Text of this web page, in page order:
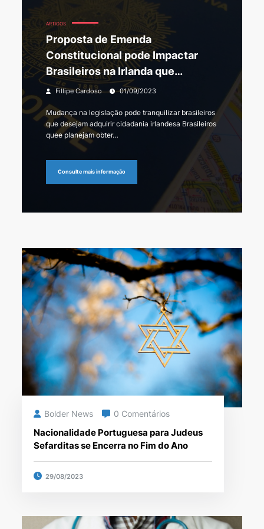
ARTIGOS
Proposta de Emenda
Constitucional pode Impactar
Brasileiros na Irlanda que
Buscam Cidadania
Fillipe Cardoso 01/09/2023
Mudança na legislação pode tranquilizar brasileiros
que desejam adquirir cidadania irlandesa Brasileiros
quee planejam obter…
Consulte mais informação
Bolder News 0 Comentários
Nacionalidade Portuguesa para Judeus
Sefarditas se Encerra no Fim do Ano
29/08/2023